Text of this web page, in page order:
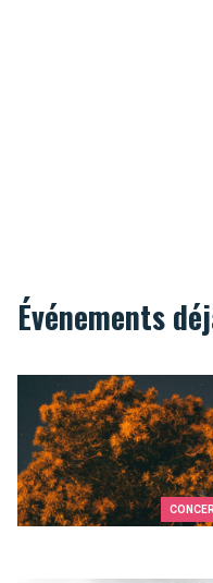
Événements